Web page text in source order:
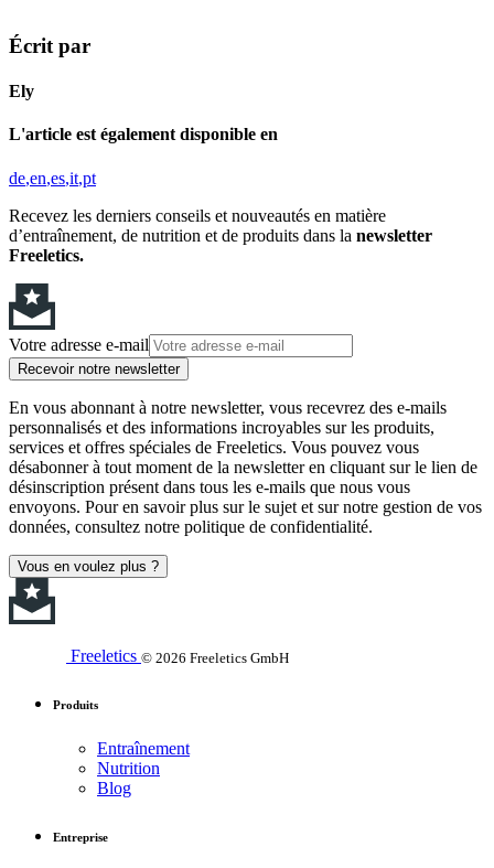
Écrit par
Ely
L'article est également disponible en
de en es it pt
Recevez les derniers conseils et nouveautés en matière
d’entraînement, de nutrition et de produits dans la newsletter
Freeletics.
Votre adresse e-mail
Recevoir notre newsletter
En vous abonnant à notre newsletter, vous recevrez des e-mails
personnalisés et des informations incroyables sur les produits,
services et offres spéciales de Freeletics. Vous pouvez vous
désabonner à tout moment de la newsletter en cliquant sur le lien de
désinscription présent dans tous les e-mails que nous vous
envoyons. Pour en savoir plus sur le sujet et sur notre gestion de vos
données, consultez notre politique de confidentialité.
Vous en voulez plus ?
Freeletics © 2026 Freeletics GmbH
Produits
Entraînement
Nutrition
Blog
Entreprise